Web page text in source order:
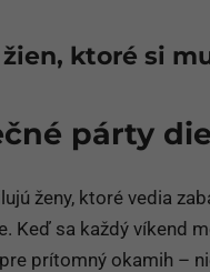
ktoré si
párty
ženy, ktoré vedia
Keď sa každý víkend
prítomný okamih –